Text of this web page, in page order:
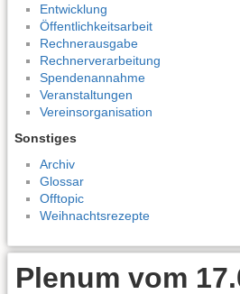
Entwicklung
Öffentlichkeitsarbeit
Rechnerausgabe
Rechnerverarbeitung
Spendenannahme
Veranstaltungen
Vereinsorganisation
Sonstiges
Archiv
Glossar
Offtopic
Weihnachtsrezepte
Plenum vom